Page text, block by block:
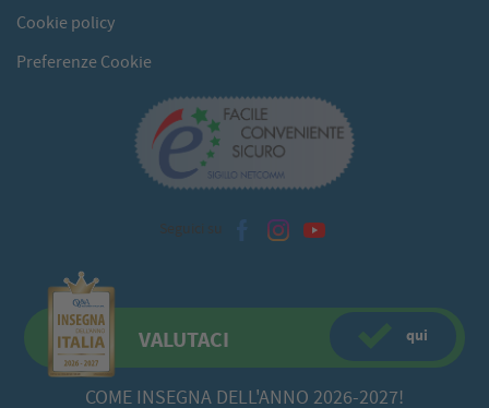
Cookie policy
Preferenze Cookie
Seguici su
VALUTACI
COME INSEGNA DELL'ANNO 2026-2027!
qui